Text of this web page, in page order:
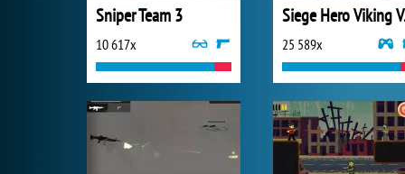
Sniper Team 3
10 617x 25 589x